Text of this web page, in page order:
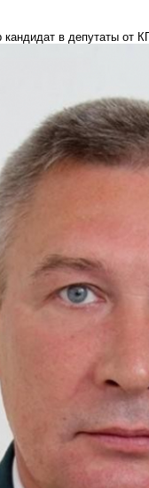
кандидат в депутаты от